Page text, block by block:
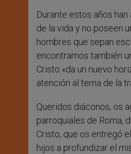
Durante estos años
de la vida y no poseen
hombres que sepan
encontramos también
Cristo «da un nuevo
atención al tema de la
Queridos diáconos, os
parroquiales de Roma,
Cristo, que os entregó
hijos a profundizar el